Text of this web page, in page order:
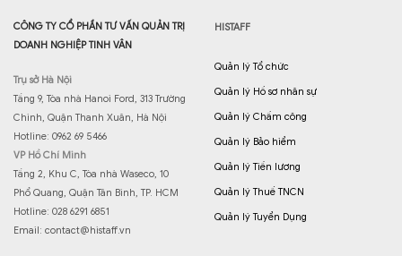
CÔNG TY CỔ PHẦN TƯ VẤN QUẢN TRỊ
DOANH NGHIỆP TINH VÂN
Trụ sở Hà Nội
Tầng 9, Tòa nhà Hanoi Ford, 313 Trường
Chinh, Quận Thanh Xuân, Hà Nội
Hotline: 0962 69 5466
VP Hồ Chí Minh
Tầng 2, Khu C, Tòa nhà Waseco, 10
Phổ Quang, Quận Tân Bình, TP. HCM
Hotline: 028 6291 6851
Email: contact@histaff.vn
HISTAFF
Quản lý Tổ chức
Quản lý Hồ sơ nhân sự
Quản lý Chấm công
Quản lý Bảo hiểm
Quản lý Tiền lương
Quản lý Thuế TNCN
Quản lý Tuyển Dụng